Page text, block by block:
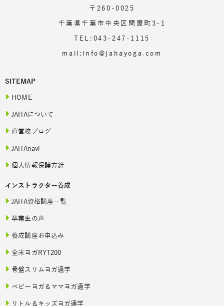
〒260-0025
千葉県千葉市中央区問屋町3-1
TEL:043-247-1115
mail:info@jahayoga.com
SITEMAP
HOME
JAHAについて
直営校ブログ
JAHAnavi
個人情報保護方針
インストラクター養成
JAHA資格講座一覧
卒業生の声
養成講座お申込み
全米ヨガRYT200
骨盤スリムヨガ通学
ベビーヨガ＆ママヨガ通学
リトル＆キッズヨガ通学